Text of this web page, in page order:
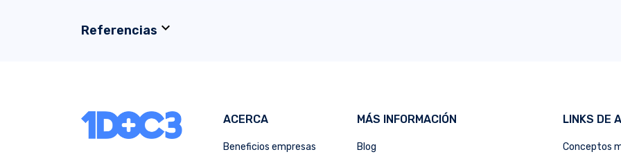
Referencias expand_more
ACERCA
Beneficios empresas
MÁS INFORMACIÓN
Blog
LINKS DE
Conceptos